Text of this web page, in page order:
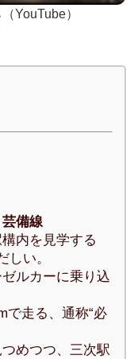
YouTube）
備線
内を見学する
しい。
ルカーに乗り込
で走る、通称“必
めつつ、三次駅